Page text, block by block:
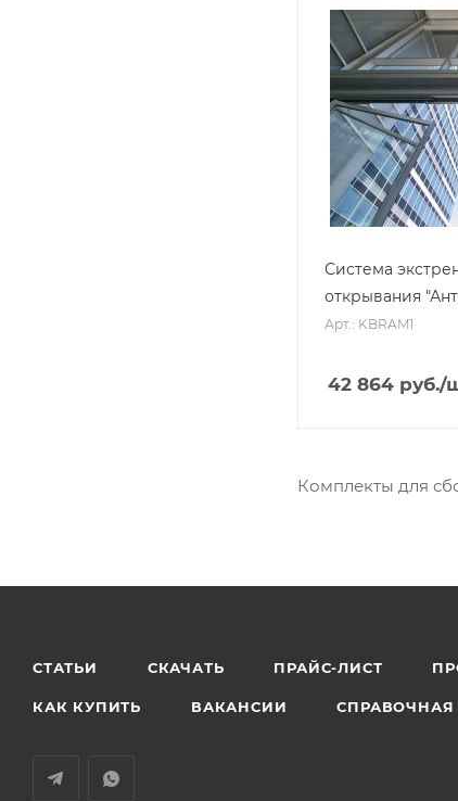
Система
открывания
Арт.: KBRAM1
42 864 руб./
Комплекты для
СТАТЬИ СКАЧАТЬ ПРАЙС-ЛИСТ
КАК КУПИТЬ ВАКАНСИИ СПРАВОЧНАЯ